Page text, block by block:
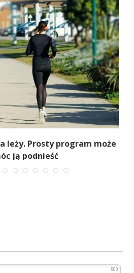
leży. Prosty program może
ją podnieść
500